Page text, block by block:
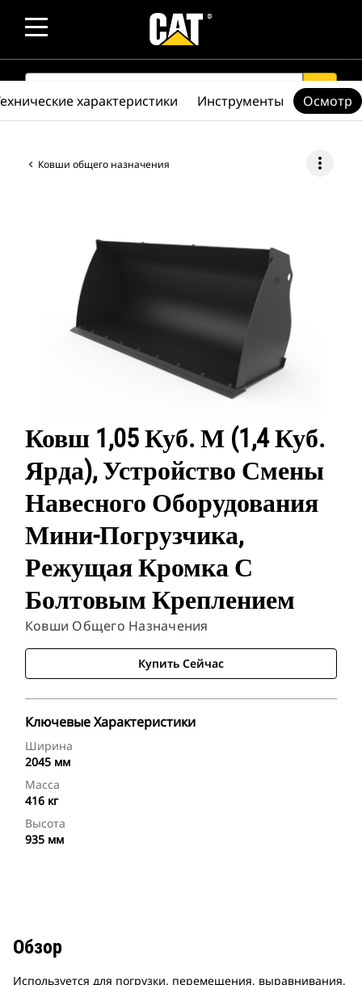
SEARCH search
Ковши общего назначения more_vert
Ковш 1,05 Куб. М (1,4 Куб.
Ярда), Устройство Смены
Навесного Оборудования
Мини-Погрузчика,
Режущая Кромка С
Болтовым Креплением
Ковши Общего Назначения
Купить Сейчас
Ключевые Характеристики
Ширина
2045 мм
Масса
416 кг
Высота
935 мм
характеристики Инструменты Осмотр
Обзор
Используется для погрузки, перемещения, выравнивания,